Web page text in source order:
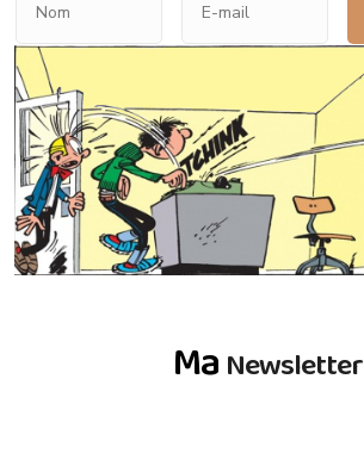
Ma Newsletter